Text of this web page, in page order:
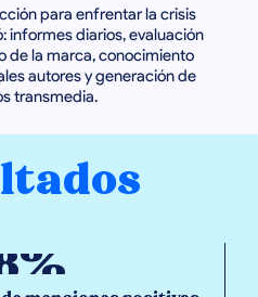
para enfrentar la crisis
informes diarios, evaluación
de la marca, conocimiento
autores y generación de
transmedia.